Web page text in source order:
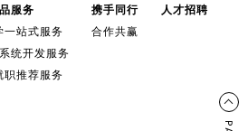
服务
一站式服务
统开发服务
职推荐服务
携手同行
合作共赢
人才招聘